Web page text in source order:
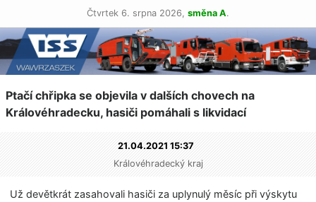
Čtvrtek 6. srpna 2026, směna A.
Ptačí chřipka se objevila v dalších chovech na
Královéhradecku, hasiči pomáhali s likvidací
21.04.2021 15:37
Královéhradecký kraj
Už devětkrát zasahovali hasiči za uplynulý měsíc při výskytu